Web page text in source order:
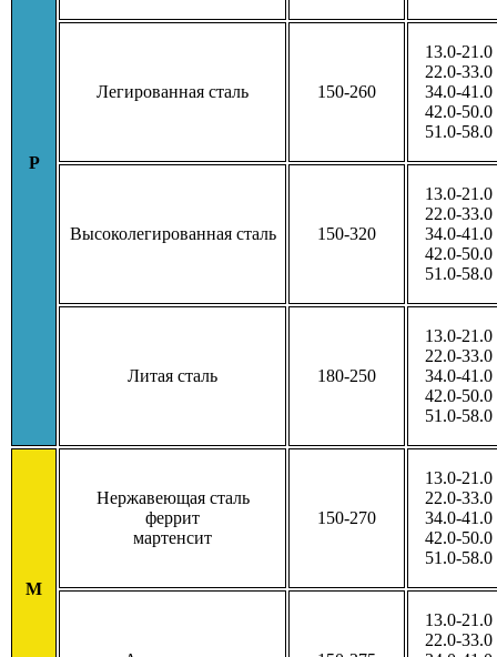
P
Легированная сталь 150-260
13.0-21.0
22.0-33.0
34.0-41.0
42.0-50.0
51.0-58.0
Высоколегированная сталь 150-320
13.0-21.0
22.0-33.0
34.0-41.0
42.0-50.0
51.0-58.0
Литая сталь 180-250
13.0-21.0
22.0-33.0
34.0-41.0
42.0-50.0
51.0-58.0
M
Нержавеющая сталь
феррит
мартенсит
150-270
13.0-21.0
22.0-33.0
34.0-41.0
42.0-50.0
51.0-58.0
13.0-21.0
22.0-33.0